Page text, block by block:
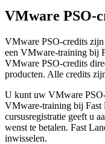
VMware PSO-
VMware PSO-credits
een VMware-training bij
VMware PSO-credits
producten. Alle credits
U kunt uw VMware
VMware-training bij Fast
cursusregistratie geeft u
wenst te betalen. Fast
inwisselen.